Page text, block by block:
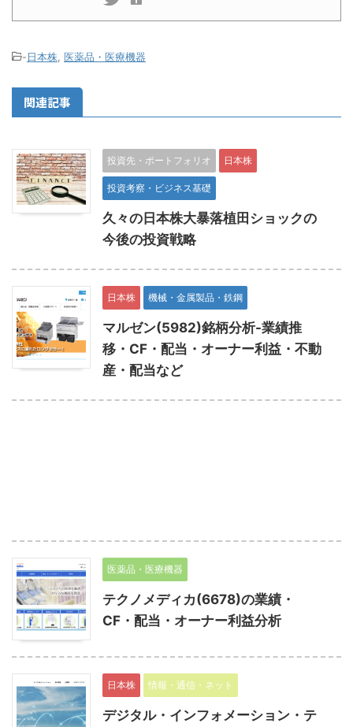
-日本株 医薬品・医療機器
関連記事
投資先・ポートフォリオ 日本株
投資考察・ビジネス基礎
久々の日本株大暴落植田ショックの
今後の投資戦略
日本株 機械・金属製品・鉄鋼
マルゼン(5982)銘柄分析-業績推
移・CF・配当・オーナー利益・不動
産・配当など
医薬品・医療機器
テクノメディカ(6678)の業績・
CF・配当・オーナー利益分析
日本株 情報・通信・ネット
デジタル・インフォメーション・テ